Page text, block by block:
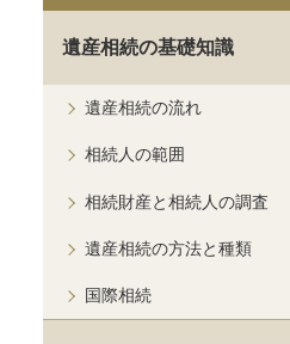
遺産相続の基礎知識
遺産相続の流れ
相続人の範囲
相続財産と相続人の調査
遺産相続の方法と種類
国際相続